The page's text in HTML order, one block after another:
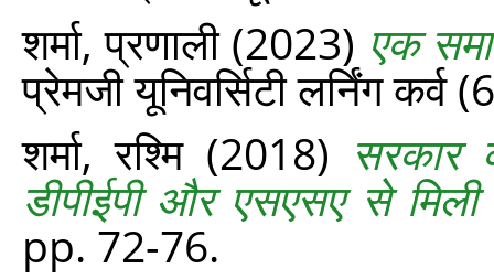
शर्मा, प्रणाली(2023) एक
प्रेमजी यूनिवर्सिटी लर्निंग
शर्मा, रश्मि(2018) सरकार
डीपीईपी और एसएसए से
pp. 72-76.